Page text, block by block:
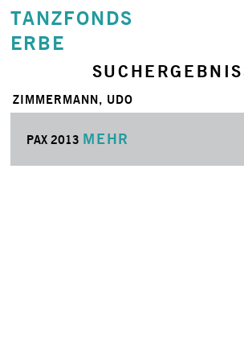
TANZFONDS
ERBE
ZIMMERMANN, UDO
PAX 2013 MEHR